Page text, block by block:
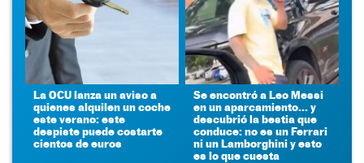
La OCU lanza un aviso a
quienes alquilen un coche
este verano: este
despiste puede costarte
cientos de euros
Se encontró a Leo Messi
en un aparcamiento... y
descubrió la bestia que
conduce: no es un Ferrari
ni un Lamborghini y esto
es lo que cuesta